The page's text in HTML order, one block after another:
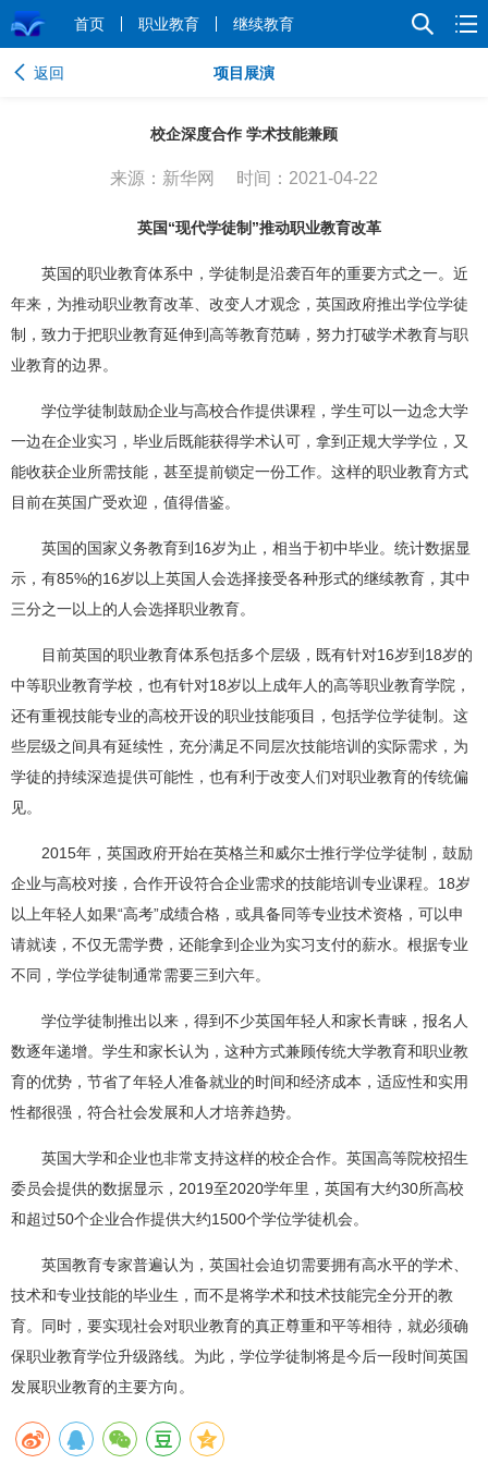
首页 职业教育 继续教育
返回 项目展演
校企深度合作 学术技能兼顾
来源：新华网 时间：2021-04-22
英国“现代学徒制”推动职业教育改革
英国的职业教育体系中，学徒制是沿袭百年的重要方式之一。近
年来，为推动职业教育改革、改变人才观念，英国政府推出学位学徒
制，致力于把职业教育延伸到高等教育范畴，努力打破学术教育与职
业教育的边界。
学位学徒制鼓励企业与高校合作提供课程，学生可以一边念大学
一边在企业实习，毕业后既能获得学术认可，拿到正规大学学位，又
能收获企业所需技能，甚至提前锁定一份工作。这样的职业教育方式
目前在英国广受欢迎，值得借鉴。
英国的国家义务教育到16岁为止，相当于初中毕业。统计数据显
示，有85%的16岁以上英国人会选择接受各种形式的继续教育，其中
三分之一以上的人会选择职业教育。
目前英国的职业教育体系包括多个层级，既有针对16岁到18岁的
中等职业教育学校，也有针对18岁以上成年人的高等职业教育学院，
还有重视技能专业的高校开设的职业技能项目，包括学位学徒制。这
些层级之间具有延续性，充分满足不同层次技能培训的实际需求，为
学徒的持续深造提供可能性，也有利于改变人们对职业教育的传统偏
见。
2015年，英国政府开始在英格兰和威尔士推行学位学徒制，鼓励
企业与高校对接，合作开设符合企业需求的技能培训专业课程。18岁
以上年轻人如果“高考”成绩合格，或具备同等专业技术资格，可以申
请就读，不仅无需学费，还能拿到企业为实习支付的薪水。根据专业
不同，学位学徒制通常需要三到六年。
学位学徒制推出以来，得到不少英国年轻人和家长青睐，报名人
数逐年递增。学生和家长认为，这种方式兼顾传统大学教育和职业教
育的优势，节省了年轻人准备就业的时间和经济成本，适应性和实用
性都很强，符合社会发展和人才培养趋势。
英国大学和企业也非常支持这样的校企合作。英国高等院校招生
委员会提供的数据显示，2019至2020学年里，英国有大约30所高校
和超过50个企业合作提供大约1500个学位学徒机会。
英国教育专家普遍认为，英国社会迫切需要拥有高水平的学术、
技术和专业技能的毕业生，而不是将学术和技术技能完全分开的教
育。同时，要实现社会对职业教育的真正尊重和平等相待，就必须确
保职业教育学位升级路线。为此，学位学徒制将是今后一段时间英国
发展职业教育的主要方向。